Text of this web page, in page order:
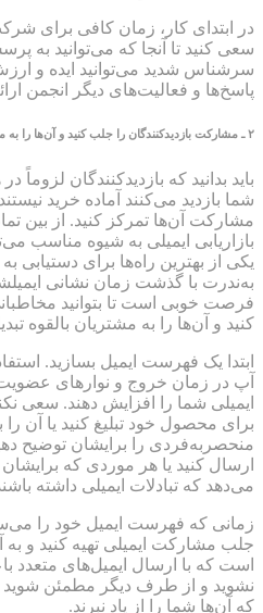
در ابتدای کار، زمان کافی برای
سعی کنید تا آنجا که می‌توانید به
سرشناس شدید می‌توانید ایده و
پاسخ‌ها و فعالیت‌های دیگر انجمن
۲ـ مشارکت بازدیدکنندگان را جلب کنید و آن‌ها را به
باید بدانید که بازدیدکنندگان
شما بازدید می‌کنند آماده خرید
مشارکت آن‌ها تمرکز کنید. از بین
بازاریابی ایمیلی به شیوه مناسب
یکی از بهترین راه‌ها برای
به‌ندرت با گذشت زمان نشانی
فرصت خوبی است تا بتوانید
کنید و آن‌ها را به مشتریان بالقوه
ابتدا یک فهرست ایمیل بسازید.
آپ در زمان خروج و نوارهای عضویت
ایمیلی شما را افزایش دهند. سعی
برای محصول خود تبلیغ کنید یا آن
منحصربه‌فردی را برایشان توضیح
ارسال کنید یا هر موردی که
می‌دهد که تبادلات ایمیلی داشته
زمانی که فهرست ایمیل خود را
جلب مشارکت ایمیلی تهیه کنید و به
است که با ارسال ایمیل‌های
نشوید و از طرف دیگر مطمئن شوید
که آن‌ها شما را از یاد نبرند.